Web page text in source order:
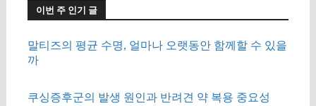
이번 주 인기 글
말티즈의 평균 수명, 얼마나 오랫동안 함께할 수 있을
까
쿠싱증후군의 발생 원인과 반려견 약 복용 중요성